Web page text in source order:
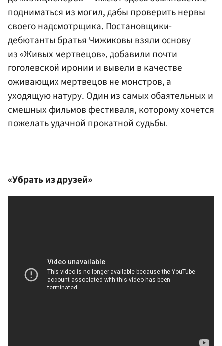
подниматься из могил, дабы проверить нервы
своего надсмотрщика. Постановщики-
дебютанты братья Чижиковы взяли основу
из «Живых мертвецов», добавили почти
гоголевской иронии и вывели в качестве
оживающих мертвецов не монстров, а
уходящую натуру. Один из самых обаятельных и
смешных фильмов фестиваля, которому хочется
пожелать удачной прокатной судьбы.
«Убрать из друзей»